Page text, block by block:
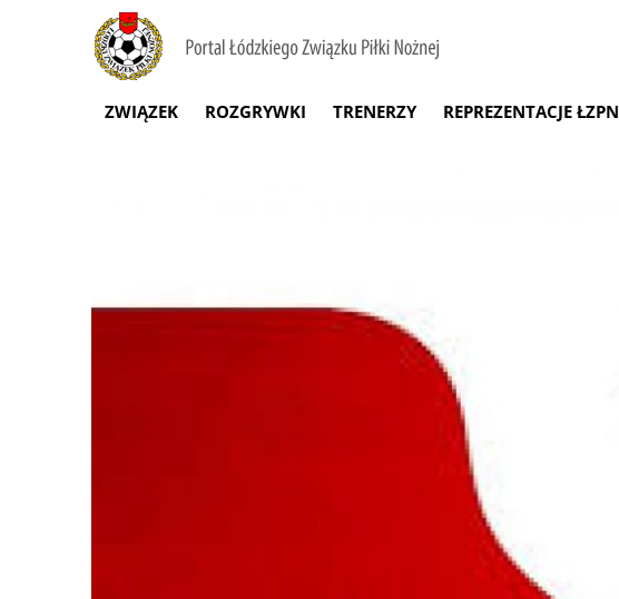
ZWIĄZEK ROZGRYWKI TRENERZY REPREZENTACJE ŁZPN